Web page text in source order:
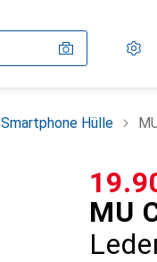
Smartphone Hülle
MU
CHF